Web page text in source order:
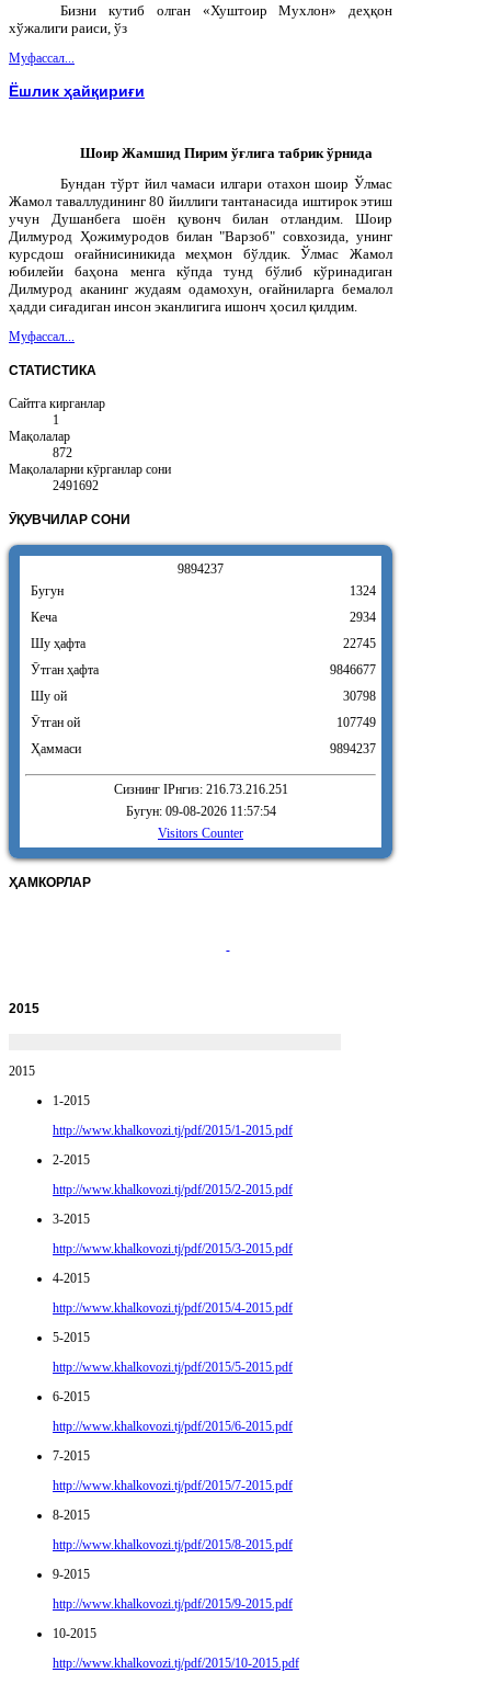
Бизни кутиб олган «Хуштоир Мухлон» деҳқон
хўжалиги раиси, ўз
Муфассал...
Ёшлик ҳайқириғи
Шоир Жамшид Пирим ўғлига табрик ўрнида
Бундан тўрт йил чамаси илгари отахон шоир Ўлмас
Жамол таваллудининг 80 йиллиги тантанасида иштирок этиш
учун Душанбега шоён қувонч билан отландим. Шоир
Дилмурод Ҳожимуродов билан "Варзоб" совхозида, унинг
курсдош оғайнисиникида меҳмон бўлдик. Ўлмас Жамол
юбилейи баҳона менга кўпда тунд бўлиб кўринадиган
Дилмурод аканинг жудаям одамохун, оғайниларга бемалол
ҳадди сиғадиган инсон эканлигига ишонч ҳосил қилдим.
Муфассал...
СТАТИСТИКА
Сайтга кирганлар
1
Мақолалар
872
Мақолаларни кӯрганлар сони
2491692
ӮҚУВЧИЛАР СОНИ
9894237
Бугун
Кеча
Шу ҳафта
Ӯтган ҳафта
Шу ой
Ӯтган ой
Ҳаммаси
1324
2934
22745
9846677
30798
107749
9894237
Сизнинг IPнгиз: 216.73.216.251
Бугун: 09-08-2026 11:57:54
Visitors Counter
ҲАМКОРЛАР
2015
2015
1-2015
http://www.khalkovozi.tj/pdf/2015/1-2015.pdf
2-2015
http://www.khalkovozi.tj/pdf/2015/2-2015.pdf
3-2015
http://www.khalkovozi.tj/pdf/2015/3-2015.pdf
4-2015
http://www.khalkovozi.tj/pdf/2015/4-2015.pdf
5-2015
http://www.khalkovozi.tj/pdf/2015/5-2015.pdf
6-2015
http://www.khalkovozi.tj/pdf/2015/6-2015.pdf
7-2015
http://www.khalkovozi.tj/pdf/2015/7-2015.pdf
8-2015
http://www.khalkovozi.tj/pdf/2015/8-2015.pdf
9-2015
http://www.khalkovozi.tj/pdf/2015/9-2015.pdf
10-2015
http://www.khalkovozi.tj/pdf/2015/10-2015.pdf